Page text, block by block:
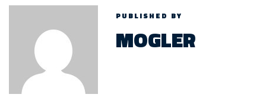
PUBLISHED BY
MOGLER